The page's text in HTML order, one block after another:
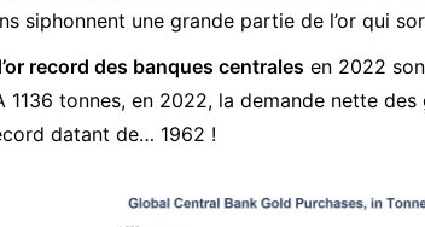
siphonnent une grande partie de l’or qui
record des banques centrales en 2022
1136 tonnes, en 2022, la demande nette
datant de… 1962 !